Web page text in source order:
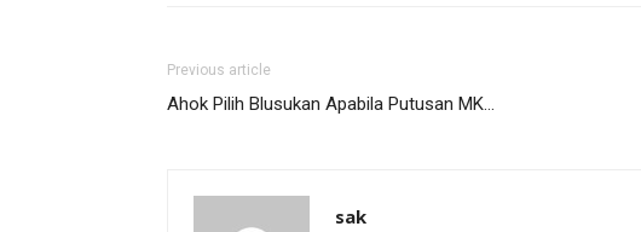
Previous article
Ahok Pilih Blusukan Apabila Putusan MK…
sak